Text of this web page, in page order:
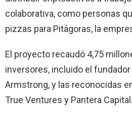
colaborativa, como personas
pizzas para Pitágoras, la
El proyecto recaudó 4,75
inversores, incluido el fundador
Armstrong, y las reconocidas
True Ventures y Pantera Capital.